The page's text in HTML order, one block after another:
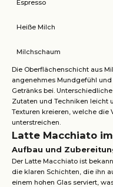
Espresso
Heiße Milch
Milchschaum
Die Oberflächenschicht aus
angenehmes Mundgefühl
Getränks bei.
Zutaten und Techniken leicht
Texturen kreieren, welche
unterstreichen.
Latte Macchiato
Aufbau und
Der Latte Macchiato ist
die klaren Schichten, die ihn
einem hohen Glas serviert,